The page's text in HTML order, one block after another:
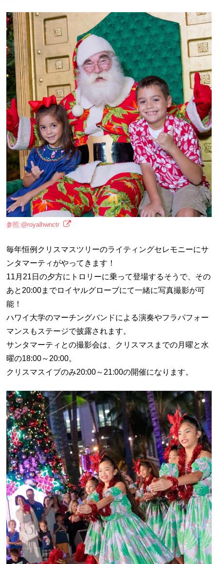
参照:@royalhwnctr
毎年恒例クリスマスツリーのライティングセレモニーにサ
ンタマーティがやってきます！
11月21日の夕方にトロリーに乗って登場するそうで、その
あと20:00までロイヤルグローブにて一緒に写真撮影が可
能！
ハワイ大学のマーチングバンドによる演奏やフラパフォー
マンスもステージで披露されます。
サンタマーティとの撮影会は、クリスマスまでの月曜と水
曜の18:00～20:00。
クリスマスイブのみ20:00～21:00の開催になります。